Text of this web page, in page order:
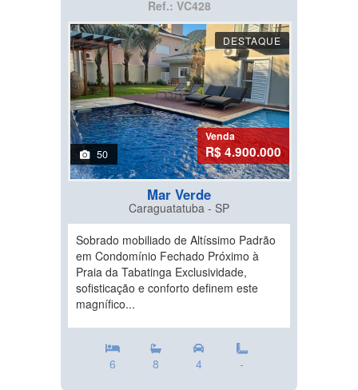
Ref.: VC428
DESTAQUE
50
Venda
R$ 4.900.000
Mar Verde
Caraguatatuba - SP
Sobrado mobiliado de Altíssimo Padrão
em Condomínio Fechado Próximo à
Praia da Tabatinga Exclusividade,
sofisticação e conforto definem este
magnífico...
6 8 4 -